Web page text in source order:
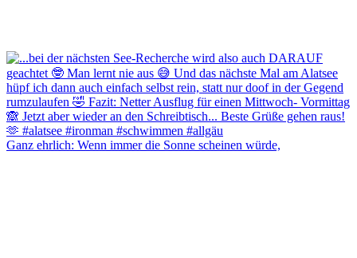
Ganz ehrlich: Wenn immer die Sonne scheinen würde,